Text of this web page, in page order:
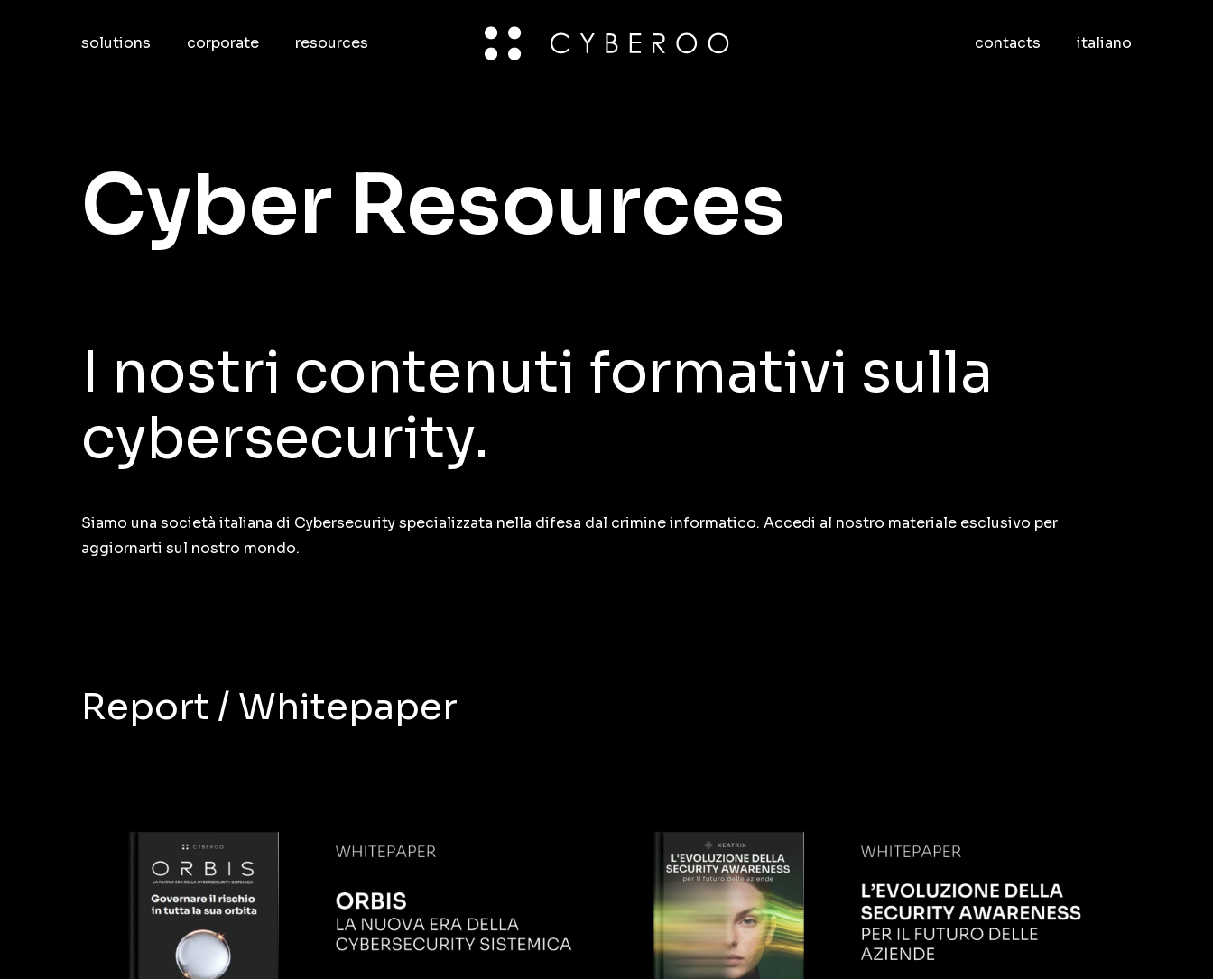
solutions corporate resources contacts italiano
Cyber Resources
I nostri contenuti formativi sulla
cybersecurity.
Siamo una società italiana di Cybersecurity specializzata nella difesa dal crimine informatico. Accedi al nostro materiale esclusivo per
aggiornarti sul nostro mondo.
Report / Whitepaper